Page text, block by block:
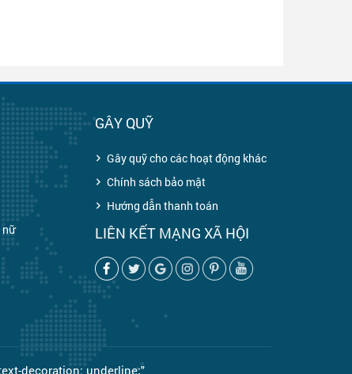
nữ
GÂY QUỸ
Gây quỹ cho các hoạt động khác
Chính sách bảo mật
Hướng dẫn thanh toán
LIÊN KẾT MẠNG XÃ HỘI
decoration: underline;"